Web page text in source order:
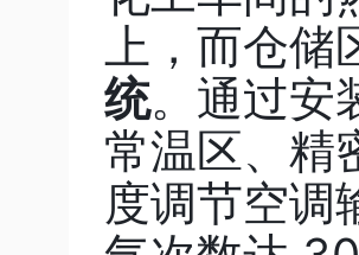
上，而仓
统。通过安
常温区、精
度调节空调